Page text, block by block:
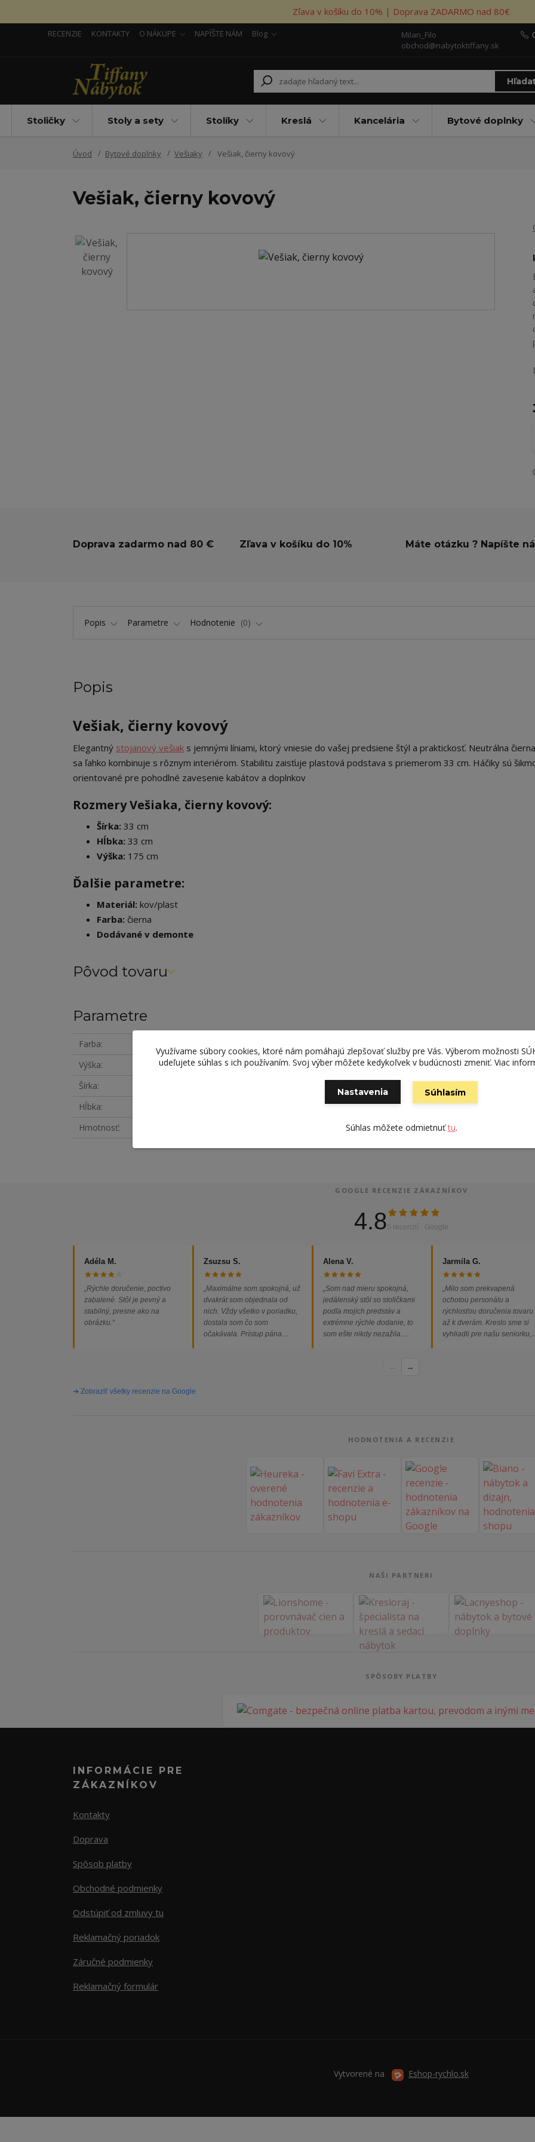
Zľava v košíku do 10% | Doprava ZADARMO nad 80€
RECENZIE KONTAKTY O NÁKUPE NAPÍŠTE NÁM Blog
Milan_Filo
obchod@nabytoktiffany.sk
Stoličky Stoly a sety Stolíky Kreslá Kancelária Bytové doplnky
Úvod Bytové doplnky Vešiaky Vešiak, čierny kovový
Vešiak, čierny kovový
Doprava zadarmo nad 80 € Zľava v košíku do 10% Máte otázku ? Napíšte
Popis Parametre Hodnotenie 0
Popis
Vešiak, čierny kovový
Elegantný stojanový vešiak s jemnými líniami, ktorý vniesie do vašej predsiene štýl a praktickosť. Neutrálna
sa ľahko kombinuje s rôznym interiérom. Stabilitu zaisťuje plastová podstava s priemerom 33 cm. Háčiky sú
orientované pre pohodlné zavesenie kabátov a doplnkov
Rozmery Vešiaka, čierny kovový:
Šírka: 33 cm
Hĺbka: 33 cm
Výška: 175 cm
Ďalšie parametre:
Materiál: kov/plast
Farba: čierna
Dodávané v demonte
Pôvod tovaru
Parametre
Farba
Výška
175 cm
Šírka
Hĺbka
Hmotnosť
GOOGLE RECENZIE ZÁKAZNÍKOV
4.85 recenzií · Google
Adéla M.
„Rýchle doručenie, poctivo
zabalené. Stôl je pevný a
stabilný, presne ako na
obrázku.“
Zsuzsu S.
„Maximálne som spokojná, už
dvakrát som objednala od
nich. Vždy všetko v poriadku,
dostala som čo som
očakávala. Prístup pána
Alena V.
„Som nad mieru spokojná,
jedálenský stôl so stoličkami
podľa mojich predstáv a
extrémne rýchle dodanie, to
som ešte nikdy nezažila.
Jarmila G.
„Milo som prekvapená
ochotou personálu a
rýchlosťou doručenia tovaru
až k dverám. Kreslo sme si
vyhliadli pre našu seniorku,
→
➔ Zobraziť všetky recenzie na Google
HODNOTENIA A RECENZIE
NAŠI PARTNERI
SPÔSOBY PLATBY
INFORMÁCIE PRE
ZÁKAZNÍKOV
Kontakty
Doprava
Spôsob platby
Obchodné podmienky
Odstúpiť od zmluvy tu
Reklamačný poriadok
Záručné podmienky
Reklamačný formulár
Vytvorené na Eshop-rychlo.sk
Využívame súbory cookies, ktoré nám pomáhajú zlepšovať služby pre Vás. Výberom možnosti
udeľujete súhlas s ich používaním. Svoj výber môžete kedykoľvek v budúcnosti zmeniť. Viac
Nastavenia Súhlasím
Súhlas môžete odmietnuťtu.